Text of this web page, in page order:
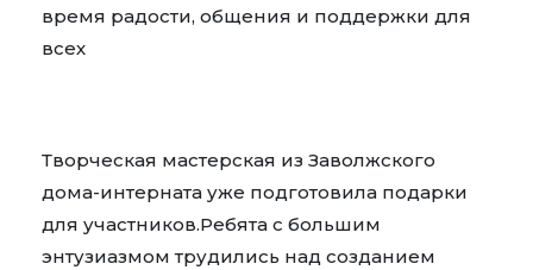
время радости, общения и поддержки для
всех
Творческая мастерская из Заволжского
дома-интерната уже подготовила подарки
для участников.Ребята с большим
энтузиазмом трудились над созданием